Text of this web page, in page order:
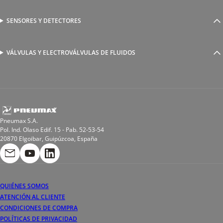
Reguladores de caudal
Racores para soldadura
Válvulas y electroválvulas
SENSORES Y DETECTORES
Detectores magnéticos
VÁLVULAS Y ELECTROVÁLVULAS DE FLUIDOS
Electroválvulas de acción directa
Bobinas
Pneumax S.A.
Pol. Ind. Olaso Edif. 15 - Pab. 52-53-54
20870 Elgoibar, Guipúzcoa, España
QUIÉNES SOMOS
ATENCIÓN AL CLIENTE
CONDICIONES DE COMPRA
POLÍTICAS DE PRIVACIDAD